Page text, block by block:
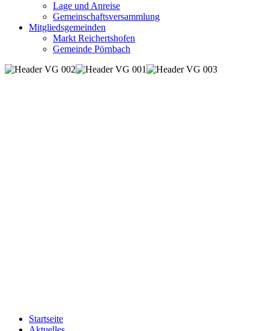
Lage und Anreise
Gemeinschaftsversammlung
Mitgliedsgemeinden
Markt Reichertshofen
Gemeinde Pörnbach
Startseite